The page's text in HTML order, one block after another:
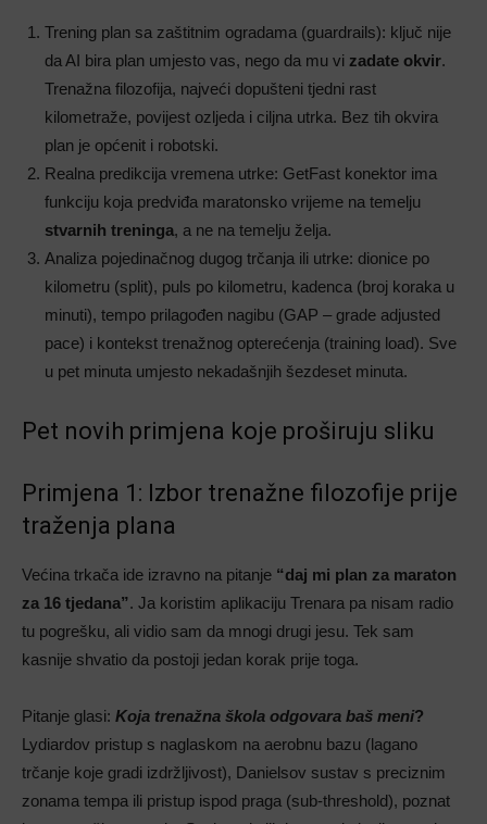
Trening plan sa zaštitnim ogradama (guardrails): ključ nije
da AI bira plan umjesto vas, nego da mu vi zadate okvir.
Trenažna filozofija, najveći dopušteni tjedni rast
kilometraže, povijest ozljeda i ciljna utrka. Bez tih okvira
plan je općenit i robotski.
Realna predikcija vremena utrke: GetFast konektor ima
funkciju koja predviđa maratonsko vrijeme na temelju
stvarnih treninga, a ne na temelju želja.
Analiza pojedinačnog dugog trčanja ili utrke: dionice po
kilometru (split), puls po kilometru, kadenca (broj koraka u
minuti), tempo prilagođen nagibu (GAP – grade adjusted
pace) i kontekst trenažnog opterećenja (training load). Sve
u pet minuta umjesto nekadašnjih šezdeset minuta.
Pet novih primjena koje proširuju sliku
Primjena 1: Izbor trenažne filozofije prije
traženja plana
Većina trkača ide izravno na pitanje “daj mi plan za maraton
za 16 tjedana”. Ja koristim aplikaciju Trenara pa nisam radio
tu pogrešku, ali vidio sam da mnogi drugi jesu. Tek sam
kasnije shvatio da postoji jedan korak prije toga.
Pitanje glasi: Koja trenažna škola odgovara baš meni?
Lydiardov pristup s naglaskom na aerobnu bazu (lagano
trčanje koje gradi izdržljivost), Danielsov sustav s preciznim
zonama tempa ili pristup ispod praga (sub-threshold), poznat